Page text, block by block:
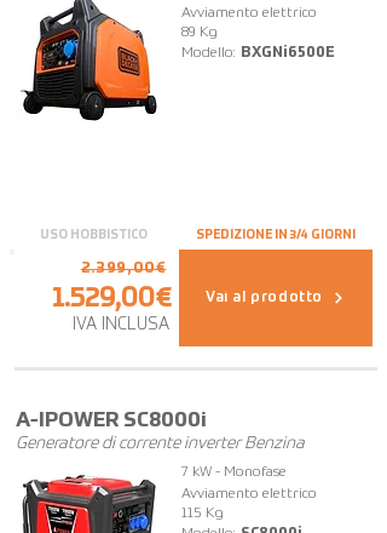
USO HOBBISTICO
Avviamento elettrico
89 Kg
Modello:
BXGNi6500E
SPEDIZIONE IN 3/4 GIORNI
1.529,00€
2.399,00€
IVA INCLUSA
Vai al prodotto
A-IPOWER SC8000i
Generatore di corrente inverter Benzina
7 kW - Monofase
Avviamento elettrico
115 Kg